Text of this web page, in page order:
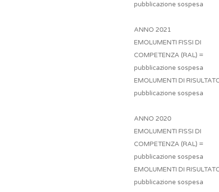
pubblicazione sospesa
ANNO 2021
EMOLUMENTI FISSI DI
COMPETENZA (RAL) =
pubblicazione sospesa
EMOLUMENTI DI
pubblicazione sospesa
ANNO 2020
EMOLUMENTI FISSI DI
COMPETENZA (RAL) =
pubblicazione sospesa
EMOLUMENTI DI
pubblicazione sospesa